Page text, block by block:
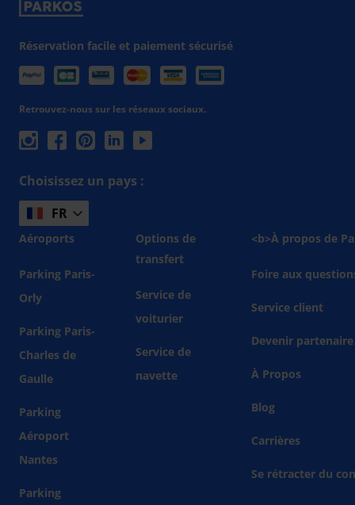
Réservation facile et paiement sécurisé
Retrouvez-nous sur les réseaux sociaux.
Choisissez un pays :
FR
Aéroports
Parking Paris-
Orly
Parking Paris-
Charles de
Gaulle
Parking
Aéroport
Nantes
Parking
Options de
transfert
Service de
voiturier
Service de
navette
<b>À propos de
Foire aux
Service client
Devenir partenaire
À Propos
Blog
Carrières
Se rétracter du